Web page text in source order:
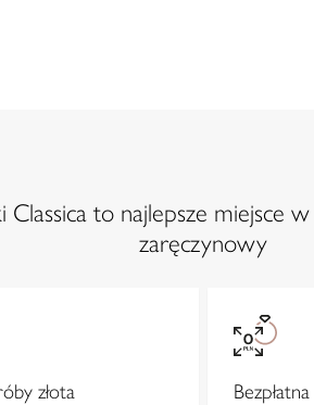
to najlepsze miejsce
zaręczynowy
złota